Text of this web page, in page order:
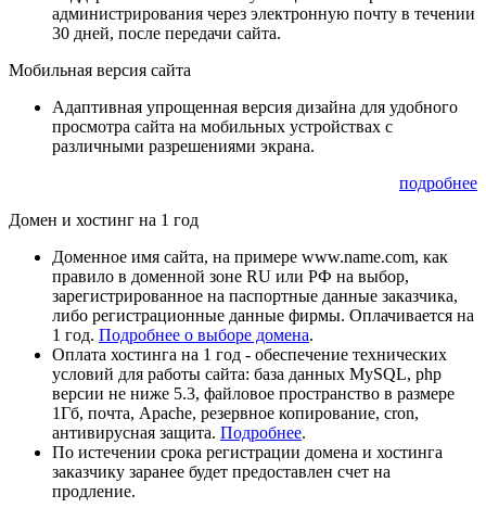
администрирования через электронную почту в течении
30 дней, после передачи сайта.
Мобильная версия сайта
Адаптивная упрощенная версия дизайна для удобного
просмотра сайта на мобильных устройствах с
различными разрешениями экрана.
подробнее
Домен и хостинг на 1 год
Доменное имя сайта, на примере www.name.com, как
правило в доменной зоне RU или РФ на выбор,
зарегистрированное на паспортные данные заказчика,
либо регистрационные данные фирмы. Оплачивается на
1 год. Подробнее о выборе домена.
Оплата хостинга на 1 год - обеспечение технических
условий для работы сайта: база данных MySQL, php
версии не ниже 5.3, файловое пространство в размере
1Гб, почта, Apache, резервное копирование, cron,
антивирусная защита. Подробнее.
По истечении срока регистрации домена и хостинга
заказчику заранее будет предоставлен счет на
продление.